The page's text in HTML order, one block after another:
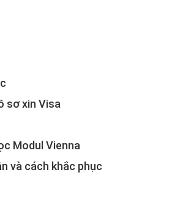
sơ xin Visa
Modul Vienna
và cách khắc phục